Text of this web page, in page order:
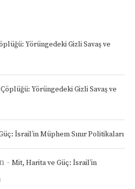
Yörüngedeki Gizli Savaş ve
Yörüngedeki Gizli Savaş ve
İsrail’in Müphem Sınır Politikaları
- Mit, Harita ve Güç: İsrail’in